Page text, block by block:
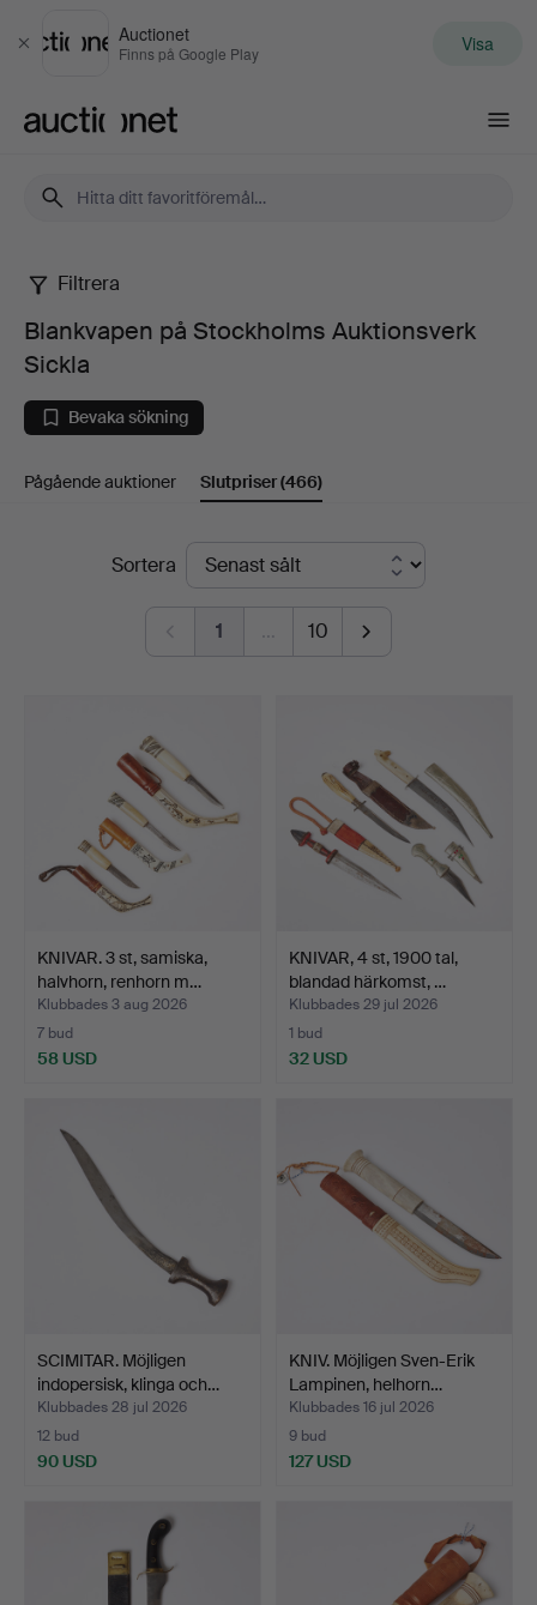
Stäng
Auctionet
Finns på Google Play Visa
Blankvapen
på
Stockholms
Auktionsverk
Filtrera
Blankvapen på Stockholms Auktionsverk
Sickla
Bevaka sökning
Pågående auktioner Slutpriser(466)
SlutpriserSortera
1 … 10
KNIVAR. 3 st, samiska,
halvhorn, renhorn m…
Klubbades 3 aug 2026
7 bud
58 USD
KNIVAR, 4 st, 1900 tal,
blandad härkomst, …
Klubbades 29 jul 2026
1 bud
32 USD
SCIMITAR. Möjligen
indopersisk, klinga och…
Klubbades 28 jul 2026
12 bud
90 USD
KNIV. Möjligen Sven-Erik
Lampinen, helhorn…
Klubbades 16 jul 2026
9 bud
127 USD